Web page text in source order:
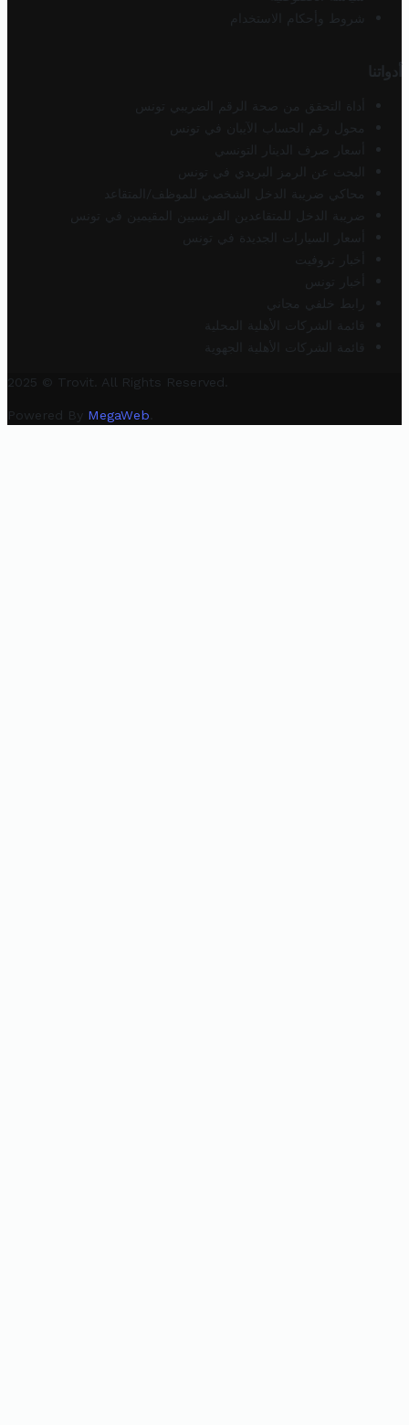
شروط وأحكام الاستخدام
أدواتنا
أداة التحقق من صحة الرقم الضريبي تونس
محول رقم الحساب الآيبان في تونس
أسعار صرف الدينار التونسي
البحث عن الرمز البريدي في تونس
محاكي ضريبة الدخل الشخصي للموظف/المتقاعد
ضريبة الدخل للمتقاعدين الفرنسيين المقيمين في تونس
أسعار السيارات الجديدة في تونس
أخبار تروفيت
أخبار تونس
رابط خلفي مجاني
قائمة الشركات الأهلية المحلية
قائمة الشركات الأهلية الجهوية
2025 © Trovit. All Rights Reserved.
Powered By MegaWeb